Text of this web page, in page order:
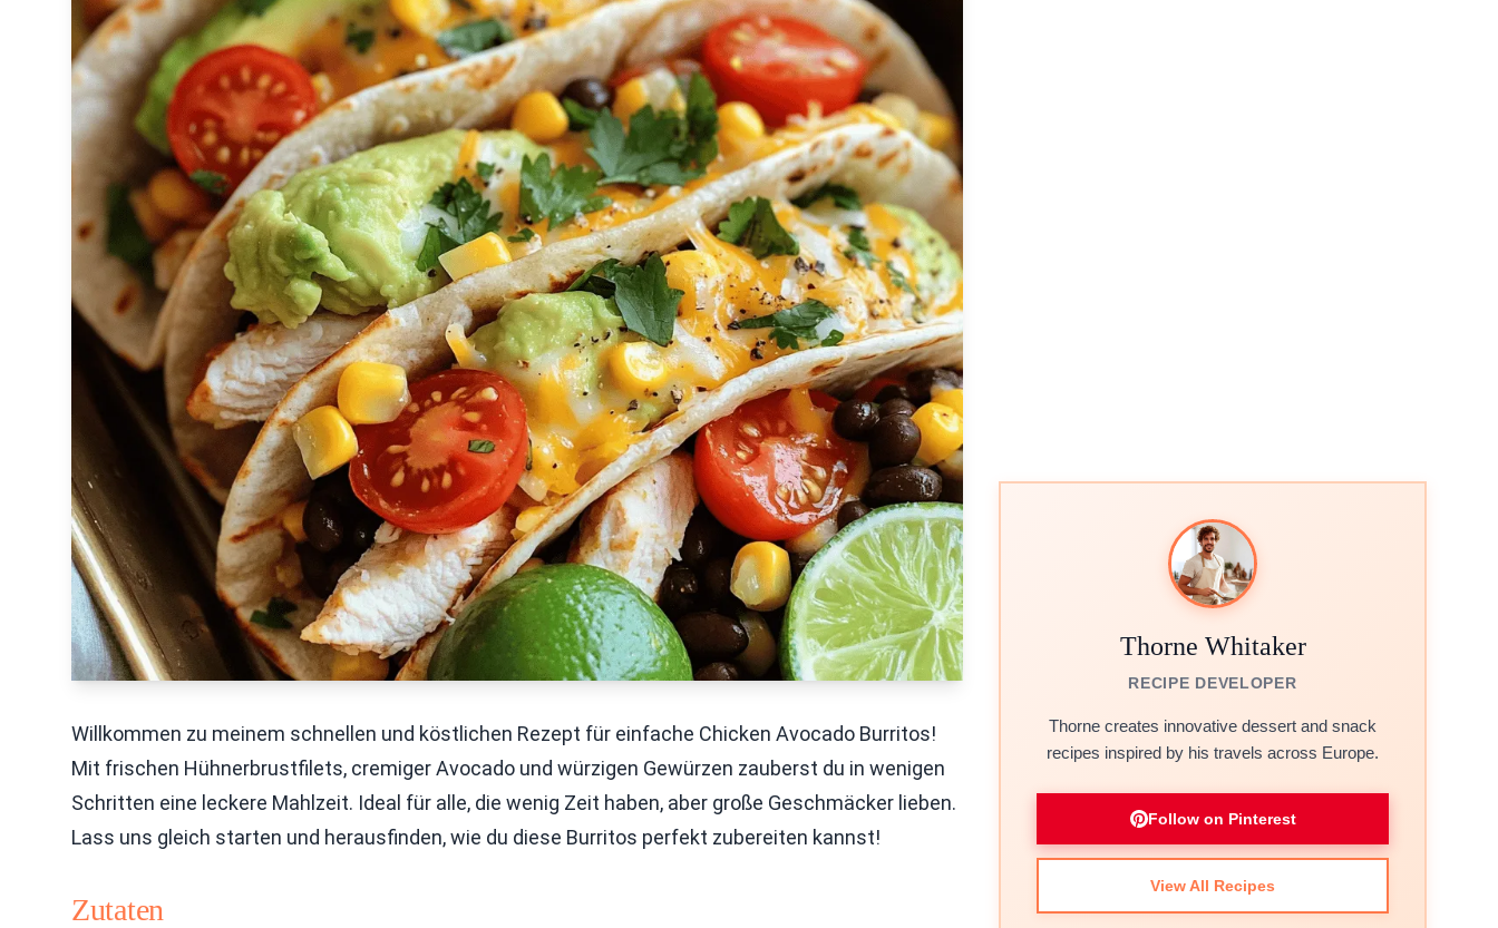
Willkommen zu meinem schnellen und köstlichen Rezept für einfache Chicken Avocado Burritos!
Mit frischen Hühnerbrustfilets, cremiger Avocado und würzigen Gewürzen zauberst du in wenigen
Schritten eine leckere Mahlzeit. Ideal für alle, die wenig Zeit haben, aber große Geschmäcker lieben.
Lass uns gleich starten und herausfinden, wie du diese Burritos perfekt zubereiten kannst!
Zutaten
Thorne Whitaker
RECIPE DEVELOPER
Thorne creates innovative dessert and snack
recipes inspired by his travels across Europe.
Follow on Pinterest
View All Recipes